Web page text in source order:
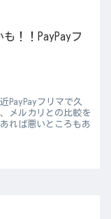
！！PayPayフ
PayPayフリマで久
メルカリとの比較を
れば悪いところもあ